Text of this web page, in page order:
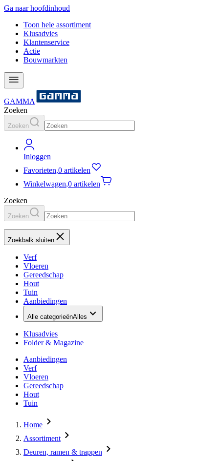
Ga naar hoofdinhoud
Toon hele assortiment
Klusadvies
Klantenservice
Actie
Bouwmarkten
GAMMA
Zoeken
Zoeken
Inloggen
Favorieten,0 artikelen
Winkelwagen,0 artikelen
Zoeken
Zoeken
Zoekbalk sluiten
Verf
Vloeren
Gereedschap
Hout
Tuin
Aanbiedingen
Alle categorieënAlles
Klusadvies
Folder & Magazine
Aanbiedingen
Verf
Vloeren
Gereedschap
Hout
Tuin
Home
Assortiment
Deuren, ramen & trappen